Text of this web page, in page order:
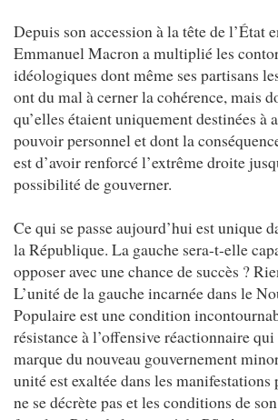
Depuis son accession à la tête de l’État
Emmanuel Macron a multiplié les
idéologiques dont même ses partisans
ont du mal à cerner la cohérence, mais
qu’elles étaient uniquement destinées à
pouvoir personnel et dont la
est d’avoir renforcé l’extrême droite
possibilité de gouverner.
Ce qui se passe aujourd’hui est unique
la République. La gauche sera-t-elle
opposer avec une chance de succès ?
L’unité de la gauche incarnée dans le
Populaire est une condition
résistance à l’offensive réactionnaire qui
marque du nouveau gouvernement
unité est exaltée dans les
ne se décrète pas et les conditions de